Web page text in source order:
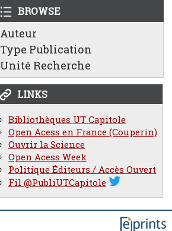
BROWSE
Auteur
Type Publication
Unité Recherche
LINKS
Bibliothèques UT Capitole
Open Acess en France (Couperin)
Ouvrir la Science
Open Acess Week
Politique Éditeurs / Accès Ouvert
Fil @PubliUTCapitole